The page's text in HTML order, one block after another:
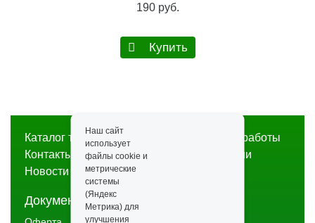
190 руб.
Купить
Каталог товаров Строительство
Наши работы
Контакты
Доставка и оплата
О компании
Новости
Статьи
Документы
Наш сайт
использует
файлы cookie и
метрические
системы
(Яндекс
Метрика) для
улучшения